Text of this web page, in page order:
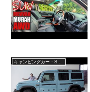
キャンピングカー・SUV人気車種